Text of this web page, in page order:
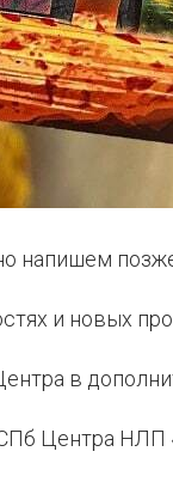
напишем
и новых
в
Центра НЛП